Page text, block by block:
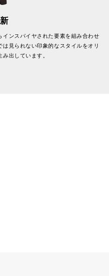
ンスパイヤされた要素を組み合わせ
見られない印象的なスタイルをオリ
み出しています。